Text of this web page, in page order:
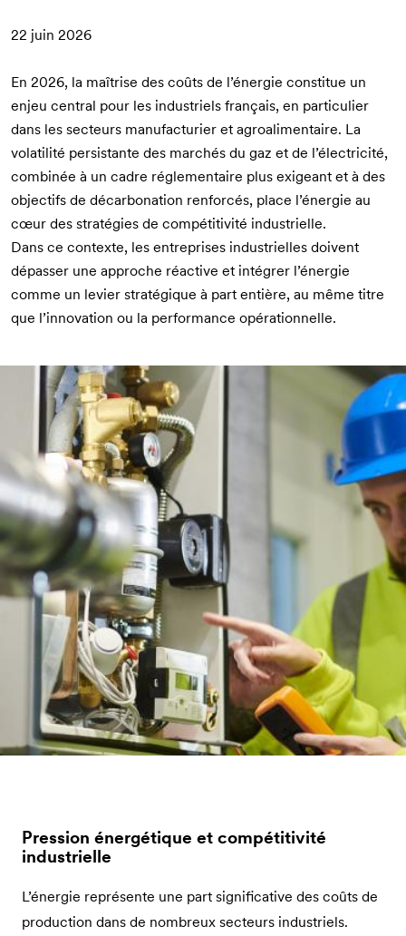
22 juin 2026
En 2026, la maîtrise des coûts de l’énergie constitue un
enjeu central pour les industriels français, en particulier
dans les secteurs manufacturier et agroalimentaire. La
volatilité persistante des marchés du gaz et de l’électricité,
combinée à un cadre réglementaire plus exigeant et à des
objectifs de décarbonation renforcés, place l’énergie au
cœur des stratégies de compétitivité industrielle.
Dans ce contexte, les entreprises industrielles doivent
dépasser une approche réactive et intégrer l’énergie
comme un levier stratégique à part entière, au même titre
que l’innovation ou la performance opérationnelle.
Pression énergétique et compétitivité
industrielle
L’énergie représente une part significative des coûts de
production dans de nombreux secteurs industriels.